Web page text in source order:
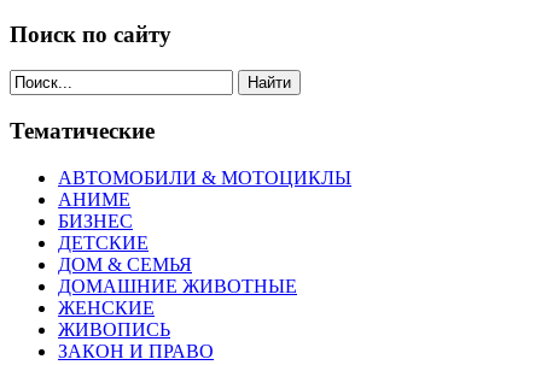
Поиск по сайту
Найти
Тематические
АВТОМОБИЛИ & МОТОЦИКЛЫ
АНИМЕ
БИЗНЕС
ДЕТСКИЕ
ДОМ & СЕМЬЯ
ДОМАШНИЕ ЖИВОТНЫЕ
ЖЕНСКИЕ
ЖИВОПИСЬ
ЗАКОН И ПРАВО